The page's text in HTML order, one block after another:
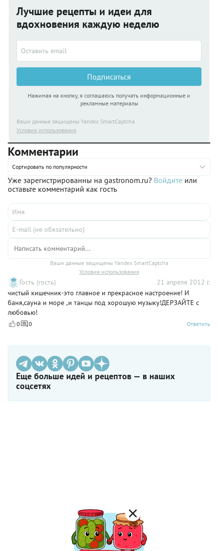
Лучшие рецепты и идеи для
вдохновения каждую неделю
Подписаться
Нажимая на кнопку, я соглашаюсь получать информационные и
рекламные материалы
Ваши данные защищены Yandex SmartCaptcha
Условия использования
Комментарии
Сортировать по популярности
Уже зарегистрированны на gastronom.ru? Войдите или
оставьте комментарий как гость
Ваши данные защищены Yandex SmartCaptcha
Условия использования
Гость (гость)
21 апреля 2012 г.
чистый кишечник-это главное и прекрасное настроение! И
баня,сауна и море ,и танцы под хорошую музыку!ДЕРЗАЙТЕ с
любовью!
0 0 Ответить
Еще больше идей и рецептов — в наших
соцсетях